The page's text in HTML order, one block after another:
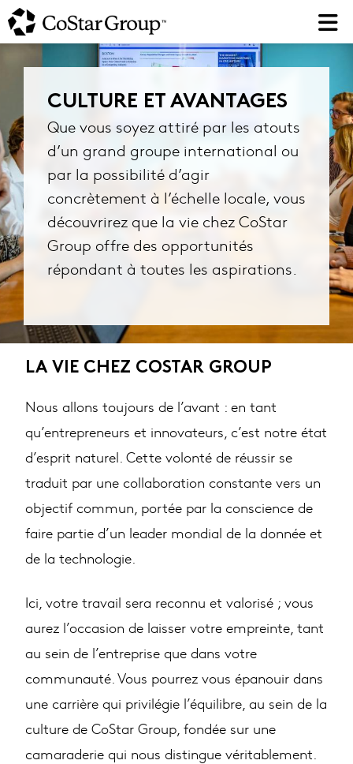
Skip
to
main
CULTURE ET AVANTAGES
Que vous soyez attiré par les atouts
d’un grand groupe international ou
par la possibilité d’agir
concrètement à l’échelle locale, vous
découvrirez que la vie chez CoStar
Group offre des opportunités
répondant à toutes les aspirations.
LA VIE CHEZ COSTAR GROUP
Nous allons toujours de l’avant : en tant
qu’entrepreneurs et innovateurs, c’est notre état
d’esprit naturel. Cette volonté de réussir se
traduit par une collaboration constante vers un
objectif commun, portée par la conscience de
faire partie d’un leader mondial de la donnée et
de la technologie.
Ici, votre travail sera reconnu et valorisé ; vous
aurez l’occasion de laisser votre empreinte, tant
au sein de l’entreprise que dans votre
communauté. Vous pourrez vous épanouir dans
une carrière qui privilégie l’équilibre, au sein de la
culture de CoStar Group, fondée sur une
camaraderie qui nous distingue véritablement.